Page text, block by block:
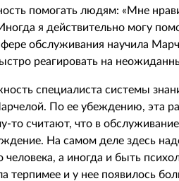
помогать людям: «Мне
я действительно могу
обслуживания научила
реагировать на
специалиста системы
По ее убеждению, эта
то считают, что в
На самом деле здесь
а иногда и быть
терпимее и у нее появилось